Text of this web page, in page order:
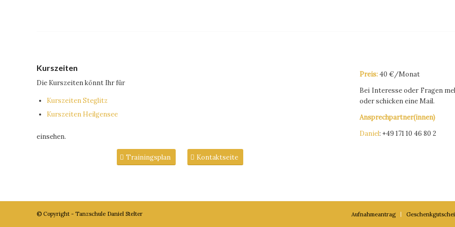
Kurszeiten
Die Kurszeiten könnt Ihr für
Kurszeiten Steglitz
Kurszeiten Heilgensee
einsehen.
Trainingsplan Kontaktseite
Preis:40 €/Monat
Bei Interesse oder Fragen
oder schicken eine Mail.
Ansprechpartner(innen)
Daniel: +49 171 10 46 80 2
© Copyright - Tanzschule Daniel Stelter Aufnahmeantrag